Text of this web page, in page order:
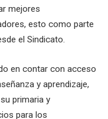
mejores
esto como parte
el Sindicato.
en contar con acceso
y aprendizaje,
primaria y
para los